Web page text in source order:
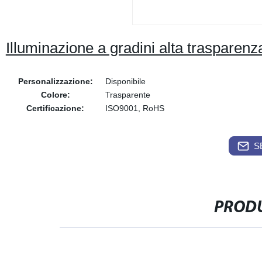
Illuminazione a gradini alta
Personalizzazione:
Disponibile
Colore:
Trasparente
Certificazione:
ISO9001, RoHS